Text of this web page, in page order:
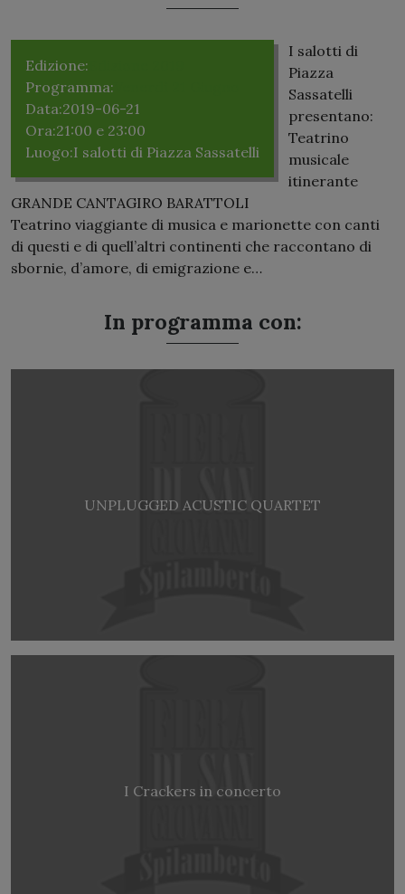
Edizione:
Programma:
Data:2019-06-21
Ora:21:00 e 23:00
Luogo:I salotti di Piazza Sassatelli
I salotti di
Piazza
Sassatelli
presentano:
Teatrino
musicale
itinerante
GRANDE CANTAGIRO BARATTOLI
Teatrino viaggiante di musica e marionette con canti
di questi e di quell’altri continenti che raccontano di
sbornie, d’amore, di emigrazione e…
In programma con:
UNPLUGGED ACUSTIC QUARTET
I Crackers in concerto